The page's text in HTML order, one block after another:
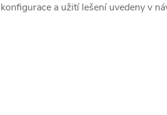
konfigurace a užití lešení uvedeny v